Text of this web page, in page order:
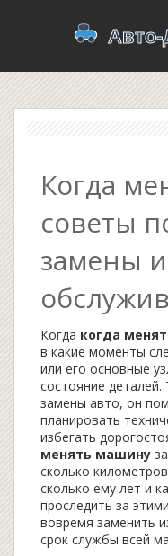
Когда
советы
замены и
Когда когда
в какие моменты
или его основные
состояние деталей.
замены авто, он
планировать
избегать
менять машину
сколько
сколько ему лет и
проследить за
вовремя заменить
срок службы всей